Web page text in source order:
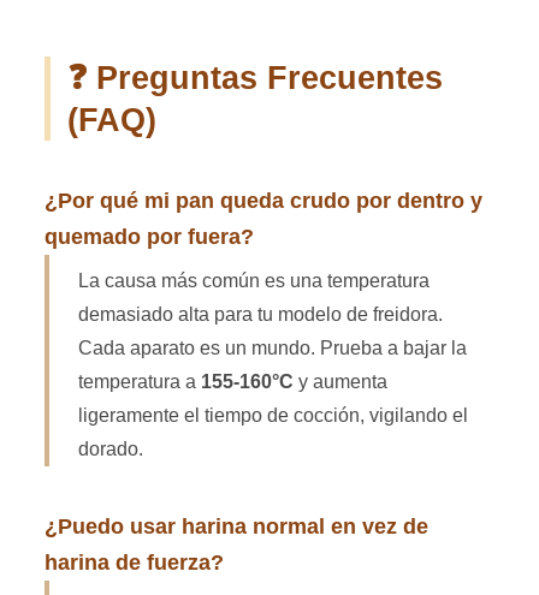
❓ Preguntas Frecuentes
(FAQ)
¿Por qué mi pan queda crudo por dentro y
quemado por fuera?
La causa más común es una temperatura
demasiado alta para tu modelo de freidora.
Cada aparato es un mundo. Prueba a bajar la
temperatura a 155-160°C y aumenta
ligeramente el tiempo de cocción, vigilando el
dorado.
¿Puedo usar harina normal en vez de
harina de fuerza?